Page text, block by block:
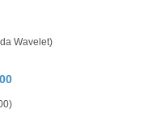
Wavelet)